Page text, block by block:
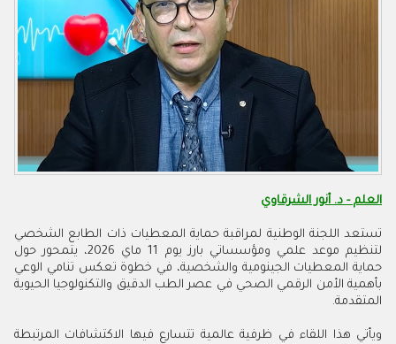
العلم - د. أنور الشرقاوي
تستعد اللجنة الوطنية لمراقبة حماية المعطيات ذات الطابع الشخصي
لتنظيم موعد علمي ومؤسساتي بارز يوم 11 ماي 2026، يتمحور حول
حماية المعطيات الجينومية والشخصية، في خطوة تعكس تنامي الوعي
بأهمية الأمن الرقمي الصحي في عصر الطب الدقيق والتكنولوجيا الحيوية
المتقدمة.
ويأتي هذا اللقاء في ظرفية عالمية تتسارع فيها الاكتشافات المرتبطة